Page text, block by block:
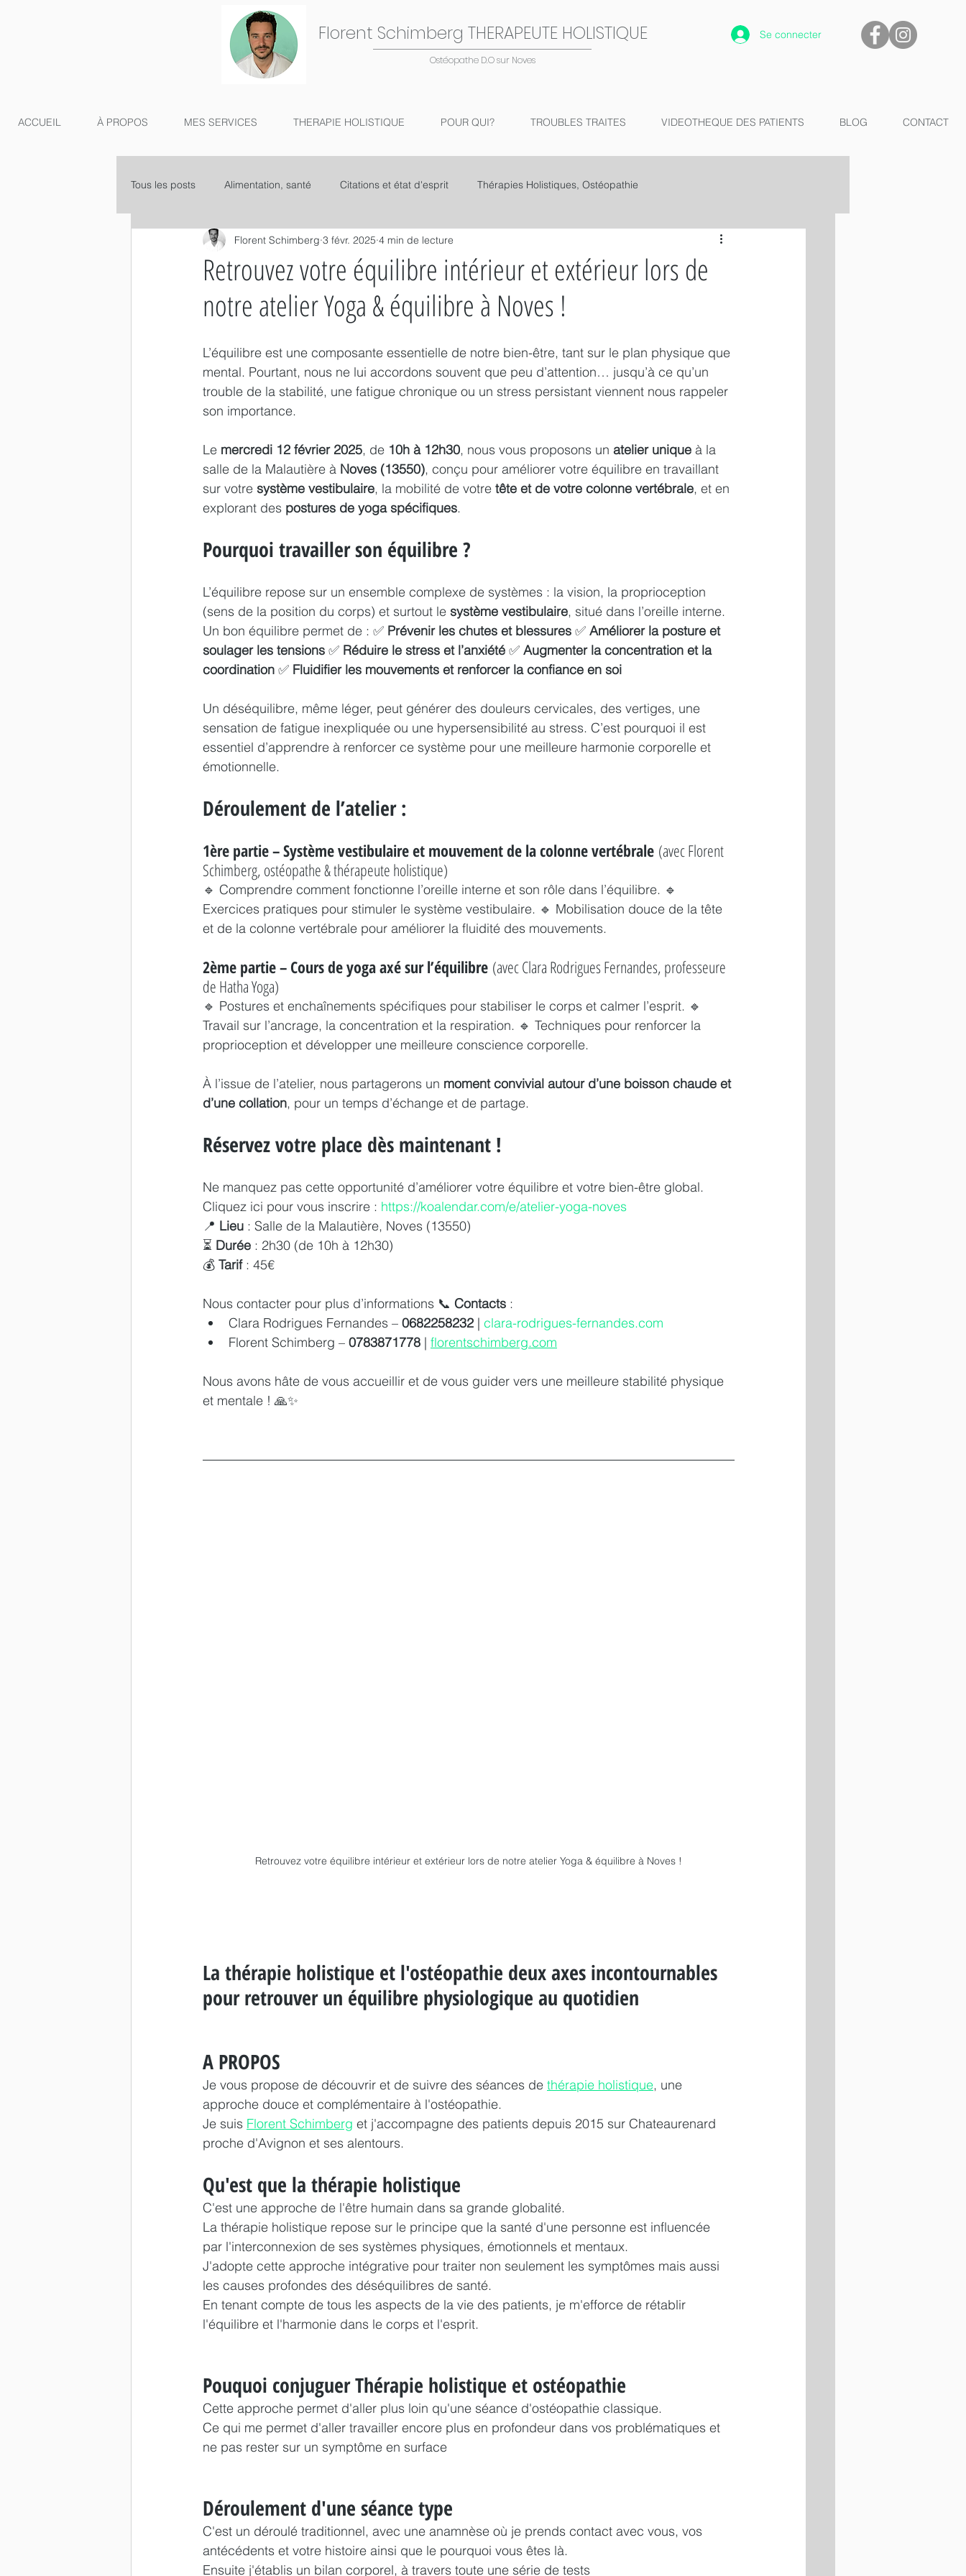
Florent Schimberg THERAPEUTE HOLISTIQUE
Ostéopathe D.O sur Noves
Se connecter
ACCUEIL À PROPOS MES SERVICES THERAPIE HOLISTIQUE POUR QUI? TROUBLES TRAITES VIDEOTHEQUE DES PATIENTS BLOG CONTACT
Tous les posts Alimentation, santé Citations et état d'esprit Thérapies Holistiques, Ostéopathie
Retrouvez votre équilibre intérieur et extérieur lors de
notre atelier Yoga & équilibre à Noves !
Florent Schimberg 3 févr. 2025 4 min de lecture
L’équilibre est une composante essentielle de notre bien-être, tant sur le plan physique que
mental. Pourtant, nous ne lui accordons souvent que peu d’attention… jusqu’à ce qu’un
trouble de la stabilité, une fatigue chronique ou un stress persistant viennent nous rappeler
son importance.
Le mercredi 12 février 2025, de 10h à 12h30, nous vous proposons un atelier unique à la
salle de la Malautière à Noves (13550), conçu pour améliorer votre équilibre en travaillant
sur votre système vestibulaire, la mobilité de votre tête et de votre colonne vertébrale, et en
explorant des postures de yoga spécifiques.
Pourquoi travailler son équilibre ?
L’équilibre repose sur un ensemble complexe de systèmes : la vision, la proprioception
(sens de la position du corps) et surtout le système vestibulaire, situé dans l’oreille interne.
Un bon équilibre permet de : ✅ Prévenir les chutes et blessures ✅ Améliorer la posture et
soulager les tensions ✅ Réduire le stress et l’anxiété ✅ Augmenter la concentration et la
coordination ✅ Fluidifier les mouvements et renforcer la confiance en soi
Un déséquilibre, même léger, peut générer des douleurs cervicales, des vertiges, une
sensation de fatigue inexpliquée ou une hypersensibilité au stress. C’est pourquoi il est
essentiel d’apprendre à renforcer ce système pour une meilleure harmonie corporelle et
émotionnelle.
Déroulement de l’atelier :
1ère partie – Système vestibulaire et mouvement de la colonne vertébrale (avec Florent
Schimberg, ostéopathe & thérapeute holistique)
🔹 Comprendre comment fonctionne l’oreille interne et son rôle dans l’équilibre. 🔹
Exercices pratiques pour stimuler le système vestibulaire. 🔹 Mobilisation douce de la tête
et de la colonne vertébrale pour améliorer la fluidité des mouvements.
2ème partie – Cours de yoga axé sur l’équilibre (avec Clara Rodrigues Fernandes, professeure
de Hatha Yoga)
🔹 Postures et enchaînements spécifiques pour stabiliser le corps et calmer l’esprit. 🔹
Travail sur l’ancrage, la concentration et la respiration. 🔹 Techniques pour renforcer la
proprioception et développer une meilleure conscience corporelle.
À l’issue de l’atelier, nous partagerons un moment convivial autour d’une boisson chaude et
d’une collation, pour un temps d’échange et de partage.
Réservez votre place dès maintenant !
Ne manquez pas cette opportunité d’améliorer votre équilibre et votre bien-être global.
Cliquez ici pour vous inscrire : https://koalendar.com/e/atelier-yoga-noves
📍 Lieu : Salle de la Malautière, Noves (13550)
⏳ Durée : 2h30 (de 10h à 12h30)
💰 Tarif : 45€
Nous contacter pour plus d’informations 📞 Contacts :
Clara Rodrigues Fernandes – 0682258232 | clara-rodrigues-fernandes.com
Florent Schimberg – 0783871778 | florentschimberg.com
Nous avons hâte de vous accueillir et de vous guider vers une meilleure stabilité physique
et mentale ! 🙏✨
Retrouvez votre équilibre intérieur et extérieur lors de notre atelier Yoga & équilibre à Noves !
La thérapie holistique et l'ostéopathie deux axes incontournables
pour retrouver un équilibre physiologique au quotidien
A PROPOS
Je vous propose de découvrir et de suivre des séances de thérapie holistique, une
approche douce et complémentaire à l'ostéopathie.
Je suis Florent Schimberg et j'accompagne des patients depuis 2015 sur Chateaurenard
proche d'Avignon et ses alentours.
Qu'est que la thérapie holistique
C'est une approche de l'être humain dans sa grande globalité.
La thérapie holistique repose sur le principe que la santé d'une personne est influencée
par l'interconnexion de ses systèmes physiques, émotionnels et mentaux.
J'adopte cette approche intégrative pour traiter non seulement les symptômes mais aussi
les causes profondes des déséquilibres de santé.
En tenant compte de tous les aspects de la vie des patients, je m'efforce de rétablir
l'équilibre et l'harmonie dans le corps et l'esprit.
Pouquoi conjuguer Thérapie holistique et ostéopathie
Cette approche permet d'aller plus loin qu'une séance d'ostéopathie classique.
Ce qui me permet d'aller travailler encore plus en profondeur dans vos problématiques et
ne pas rester sur un symptôme en surface
Déroulement d'une séance type
C'est un déroulé traditionnel, avec une anamnèse où je prends contact avec vous, vos
antécédents et votre histoire ainsi que le pourquoi vous êtes là.
Ensuite j'établis un bilan corporel, à travers toute une série de tests